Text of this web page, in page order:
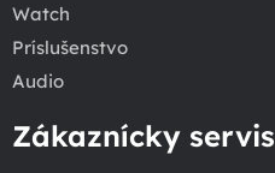
Watch
Príslušenstvo
Audio
Zákaznícky servis